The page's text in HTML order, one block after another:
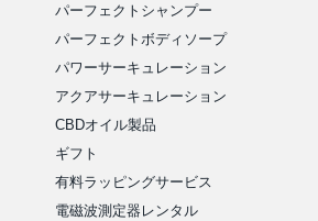
パーフェクトシャンプー
パーフェクトボディソープ
パワーサーキュレーション
アクアサーキュレーション
CBDオイル製品
ギフト
有料ラッピングサービス
電磁波測定器レンタル